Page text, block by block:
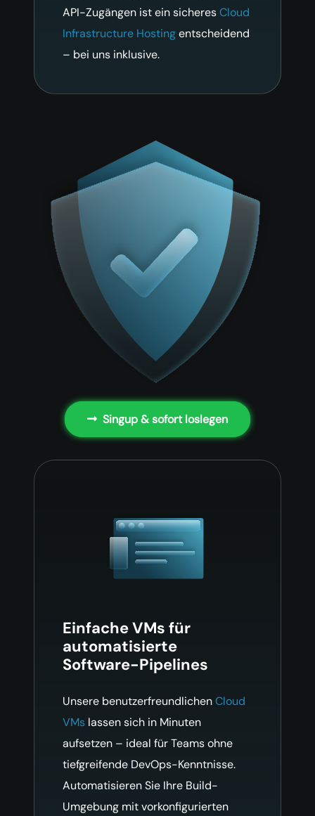
API-Zugängen ist ein sicheresCloud
Infrastructure Hostingentscheidend
– bei uns inklusive.
Singup & sofort loslegen
Einfache VMs für
automatisierte
Software-Pipelines
Unsere benutzerfreundlichenCloud
VMs lassen sich in Minuten
aufsetzen – ideal für Teams ohne
tiefgreifende DevOps-Kenntnisse.
Automatisieren Sie Ihre Build-
Umgebung mit vorkonfigurierten